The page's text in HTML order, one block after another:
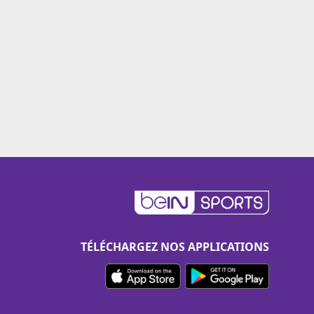
TÉLÉCHARGEZ NOS APPLICATIONS